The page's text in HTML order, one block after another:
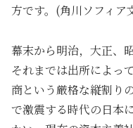
方です。(角川ソフィア
幕末から明治，大正、
それまでは出所によっ
商という厳格な縦割り
で激震する時代の日本